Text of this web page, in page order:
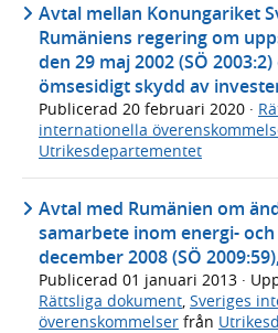
Avtal mellan Konungariket
Rumäniens regering om
den 29 maj 2002 (SÖ
ömsesidigt skydd av
Publicerad 20 februari 2020 ·
internationella
Utrikesdepartementet
Avtal med Rumänien om
samarbete inom energi-
december 2008 (SÖ
Publicerad 01 januari 2013 ·
Rättsliga dokument, Sveriges
överenskommelser från